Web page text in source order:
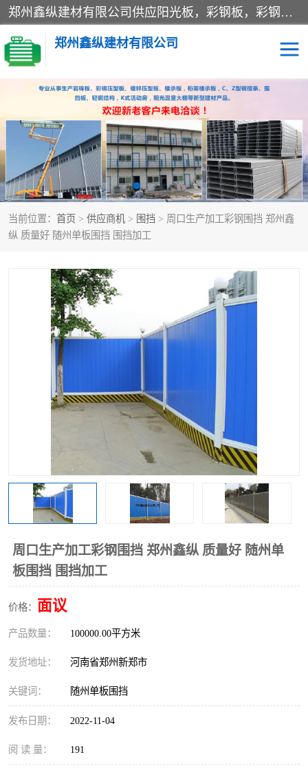
郑州鑫纵建材有限公司供应阳光板，彩钢板，彩钢钢构工程是一家集生产销售租赁安装于一体的企业，主要生产PC采光板，耐力板，仿古琉璃采光板，岩棉板、彩钢压型板、镀锌压型板、桁架楼承板，C、Z型钢檩条、围挡板、轻钢结构，阳光温室大棚等新型建材产品。公司旗下有多台移动式高空压瓦机租赁，承接全国各地业务，专业对外租赁各种型号压瓦机。
郑州鑫纵建材有限公司
当前位置： 首页 > 供应商机 > 围挡 > 周口生产加工彩钢围挡 郑州鑫
纵 质量好 随州单板围挡 围挡加工
周口生产加工彩钢围挡 郑州鑫纵 质量好 随州单
板围挡 围挡加工
价格： 面议
产品数量： 100000.00平方米
发货地址： 河南省郑州新郑市
关键词： 随州单板围挡
发布日期： 2022-11-04
阅 读 量： 191
高空瓦机租赁 ASA合成树脂仿古瓦
CZ型钢 FRP采光板
PC多层板 PC耐力板
建筑围挡 楼层板
岩棉板 钢结构配件
彩钢板
生产加工单板复合围挡 市
政围挡